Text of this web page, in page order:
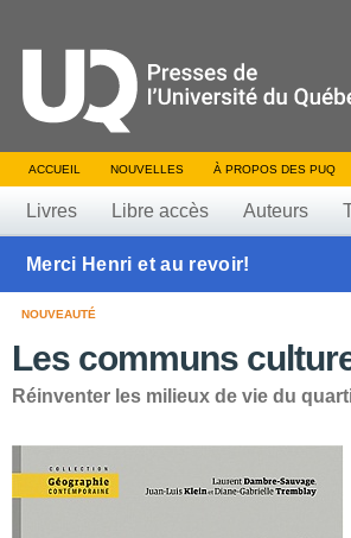
ACCUEIL NOUVELLES À PROPOS DES PUQ
Livres Libre accès Auteurs
Merci Henri et au revoir!
NOUVEAUTÉ
Les communs
Réinventer les milieux de vie du